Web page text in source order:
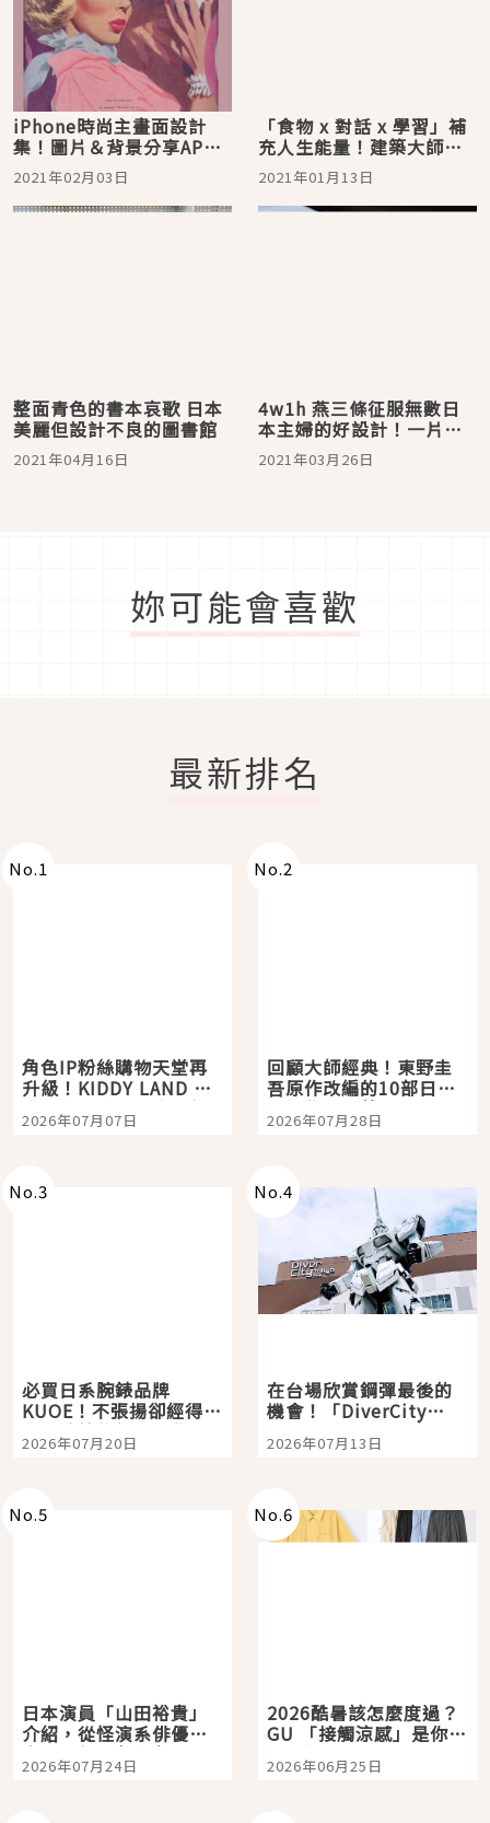
iPhone時尚主畫面設計
集！圖片＆背景分享APP
＆官方網站推薦
2021年02月03日
「食物 x 對話 x 學習」補
充人生能量！建築大師坂
茂設計的咖啡廳
HAGUKUMU湖畔
2021年01月13日
整面青色的書本哀歌 日本
美麗但設計不良的圖書館
2021年04月16日
4w1h 燕三條征服無數日
本主婦的好設計！一片吐
司就能搞定的熱壓三明治
夾好用到需預約才買得到
2021年03月26日
妳可能會喜歡
最新排名
No.1
角色IP粉絲購物天堂再
升級！KIDDY LAND 原
宿店吉伊卡哇迎客，新
開幕 OMOKADO 店3分
2026年07月07日
No.2
回顧大師經典！東野圭
吾原作改編的10部日本
影視作品推薦
2026年07月28日
No.3
必買日系腕錶品牌
KUOE！不張揚卻經得起
時間洗鍊的經典之作五
選
2026年07月20日
No.4
在台場欣賞鋼彈最後的
機會！「DiverCity
Tokyo Plaza」搭船、
購物、美食及夜景，一
2026年07月13日
No.5
日本演員「山田裕貴」
介紹，從怪演系俳優走
向國民級日劇主角
2026年07月24日
No.6
2026酷暑該怎麼度過？
GU 「接觸涼感」是你的
夏日救星
2026年06月25日